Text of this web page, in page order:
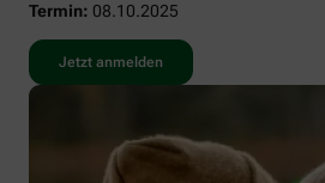
Termin: 08.10.2025
Jetzt anmelden